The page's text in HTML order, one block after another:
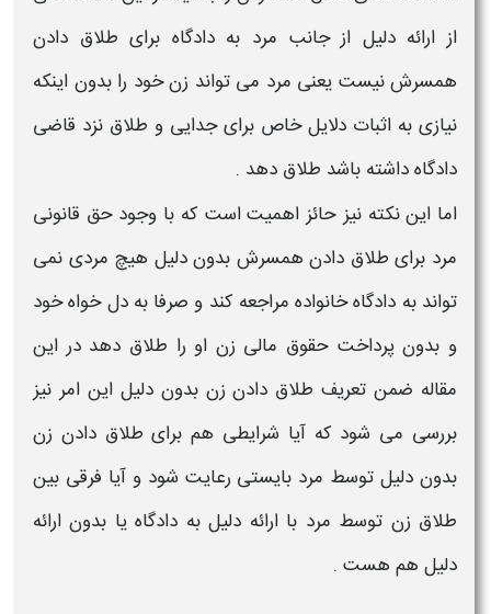
از ارائهدلیل از جانب مرد به دادگاه برای طلاق دادن
همسرش نیست یعنی مرد می تواند زنخود را بدون اینکه
نیازی به اثبات دلایلخاص برای جدایی و طلاق نزد قاضی
دادگاه داشته باشد طلاق دهد .
اما این نکته نیز حائز اهمیت است که با وجود حق قانونی
مرد برای طلاق دادن همسرش بدون دلیل هیچ مردی نمی
تواند به دادگاه خانواده مراجعه کند و صرفا به دل خواه خود
و بدون پرداخت حقوق مالی زن او را طلاق دهد در این
مقاله ضمن تعریف طلاق دادن زن بدون دلیل این امر نیز
بررسی می شود که آیا شرایطی هم برای طلاق دادن زن
بدون دلیلتوسط مرد بایستی رعایت شود و آیا فرقی بین
طلاق زن توسط مرد با ارائه دلیلبه دادگاه یا بدونارائه
دلیل هم هست .